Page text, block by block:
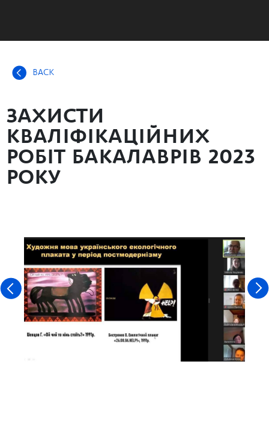
BACK
ЗАХИСТИ
КВАЛІФІКАЦІЙНИХ
РОБІТ БАКАЛАВРІВ 2023
РОКУ